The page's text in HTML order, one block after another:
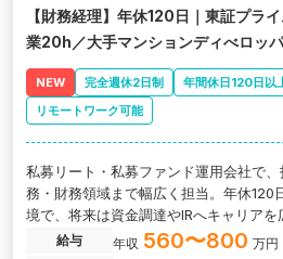
【財務経理】年休120日｜東証プラ
業20h／大手マンションディべロッ
NEW 完全週休2日制 年間休日120日以
リモートワーク可能
私募リート・私募ファンド運用会社で
務・財務領域まで幅広く担当。年休120
境で、将来は資金調達やIRへキャリアを
給与 年収 560〜800 万円